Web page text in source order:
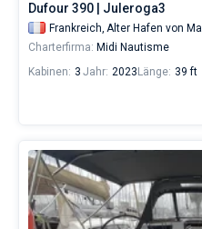
Dufour 390 | Juleroga3
Frankreich, Alter Hafen von
Charterfirma: Midi Nautisme
Kabinen: 3 Jahr: 2023 Länge: 39 ft